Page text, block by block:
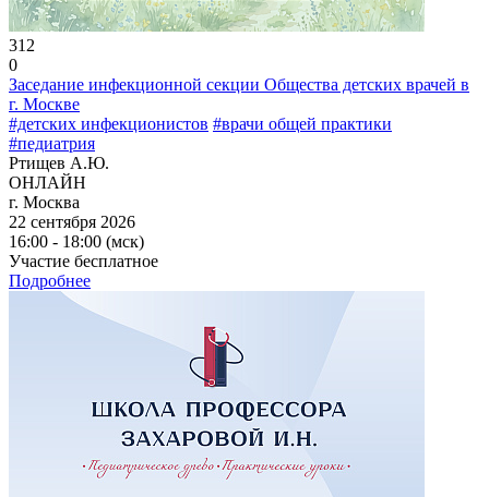
312
0
Заседание инфекционной секции Общества детских врачей в
г. Москве
#детских инфекционистов #врачи общей практики
#педиатрия
Ртищев А.Ю.
ОНЛАЙН
г. Москва
22 сентября 2026
16:00 - 18:00 (мск)
Участие бесплатное
Подробнее